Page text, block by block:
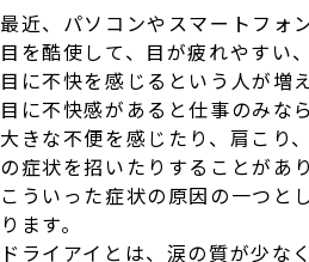
最近、パソコンやスマートフォ
目を酷使して、目が疲れやすい
目に不快を感じるという人が増
目に不快感があると仕事のみな
大きな不便を感じたり、肩こり
の症状を招いたりすることがあり
こういった症状の原因の一つと
ります。
ドライアイとは、涙の質が少な